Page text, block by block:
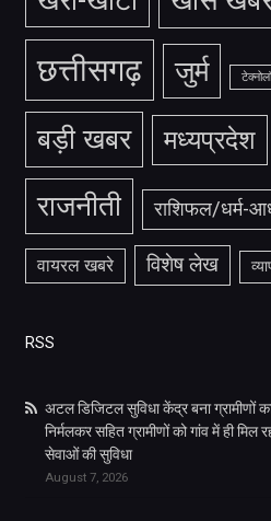
छत्तीसगढ़ जुर्म
बड़ी खबर मध्यप्रदेश
राजनीती राशिफल/धर्म-
वायरल खबरे विशेष लेख
RSS
अटल डिजिटल सुविधा केंद्र बना ग्रामीणों
निर्मलकर सहित ग्रामीणों को गांव में ही
सेवाओं की सुविधा
August 7, 2026